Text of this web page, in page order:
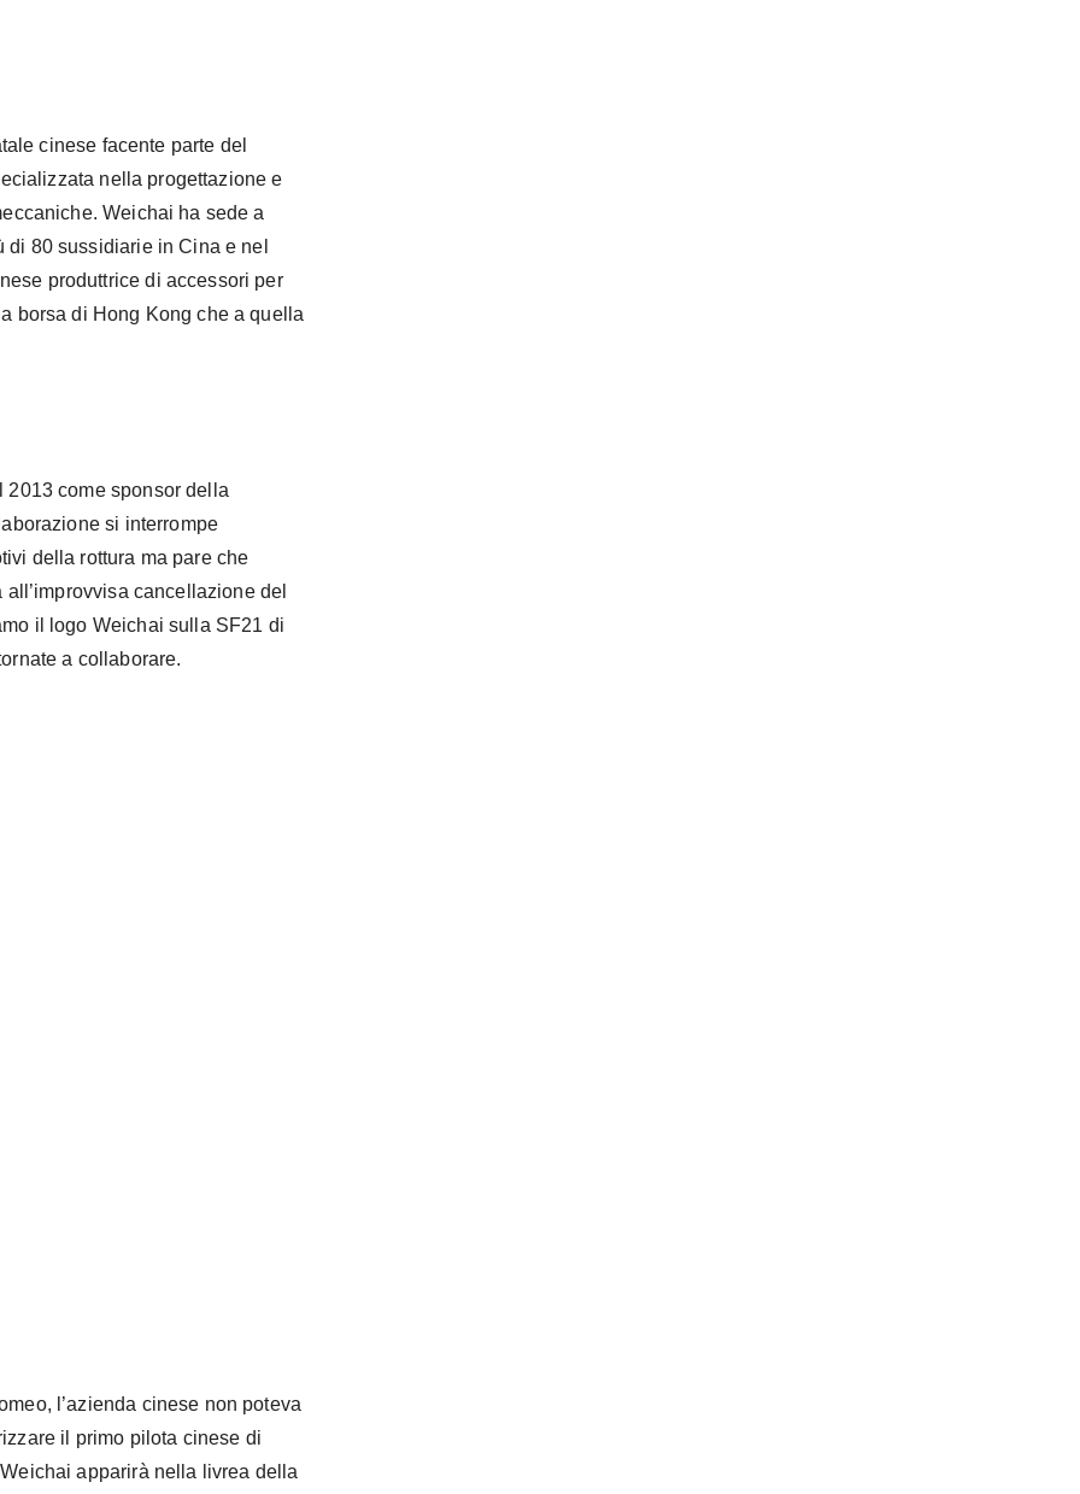
cinese facente parte del
nella progettazione e
Weichai ha sede a
80 sussidiarie in Cina e nel
produttrice di accessori per
borsa di Hong Kong che a quella
2013 come sponsor della
si interrompe
della rottura ma pare che
cancellazione del
il logo Weichai sulla SF21 di
a collaborare.
l’azienda cinese non poteva
il primo pilota cinese di
apparirà nella livrea della